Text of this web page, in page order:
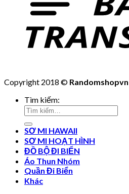
Copyright 2018 © Randomshopvn
Tìm kiếm:
SƠ MI HAWAII
SƠ MI HOẠT HÌNH
ĐỒ BỘ ĐI BIỂN
Áo Thun Nhóm
Quần Đi Biển
Khác